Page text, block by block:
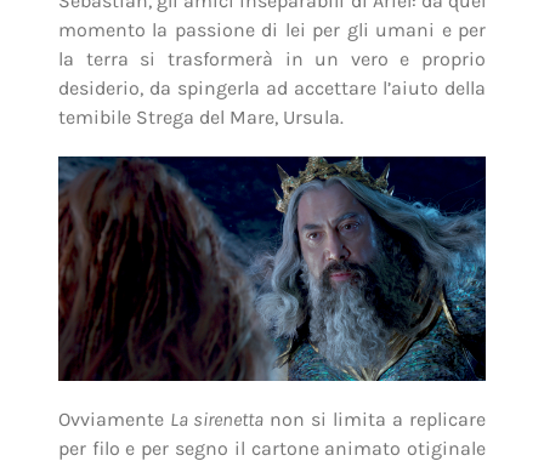
momento la passione di lei per gli umani e per
la terra si trasformerà in un vero e proprio
desiderio, da spingerla ad accettare l’aiuto della
temibile Strega del Mare, Ursula.
Ovviamente La sirenetta non si limita a replicare
per filo e per segno il cartone animato otiginale